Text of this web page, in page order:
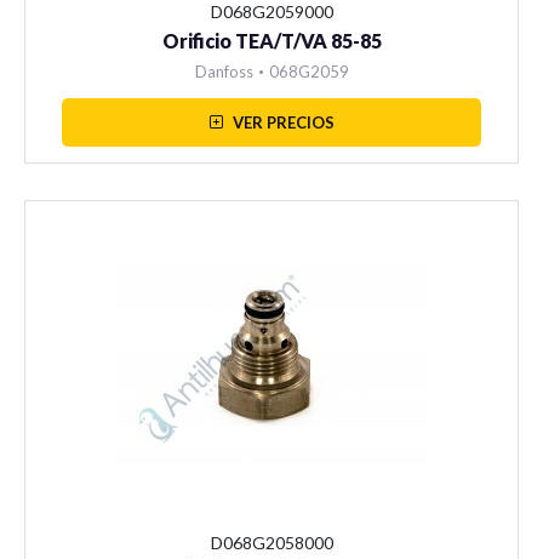
D068G2059000
Orificio TEA/T/VA 85-85
Danfoss • 068G2059
VER PRECIOS
D068G2058000
Filtros